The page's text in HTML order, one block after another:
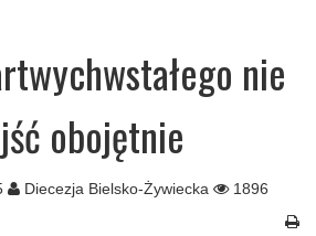
nie
obojętnie
Diecezja Bielsko-Żywiecka 1896